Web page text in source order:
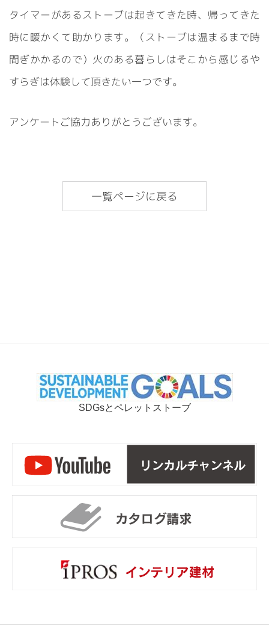
タイマーがあるストーブは起きてきた時、帰ってきた
時に暖かくて助かります。（ストーブは温まるまで時
間ぎかかるので）火のある暮らしはそこから感じるや
すらぎは体験して頂きたい一つです。
アンケートご協力ありがとうございます。
一覧ページに戻る
SDGsとペレットストーブ